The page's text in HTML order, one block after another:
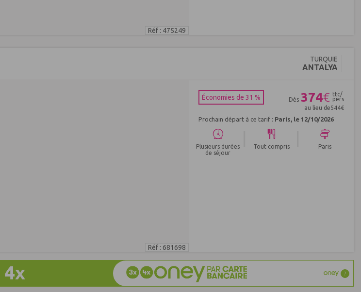
Réf : 475249
TURQUIE
ANTALYA
Réf : 681698
Économies de 31 % Dès 374€ ttc/
pers
au lieu de544€
Prochain départ à ce tarif : Paris, le 12/10/2026
Plusieurs durées
de séjour
Tout compris Paris
4x ?